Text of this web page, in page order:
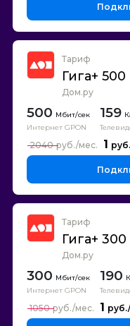
Тариф
Гига+
Дом.ру
500
Интернет GPON
159
1
2040
Тариф
Гига+
Дом.ру
300
Интернет GPON
190
1
1050